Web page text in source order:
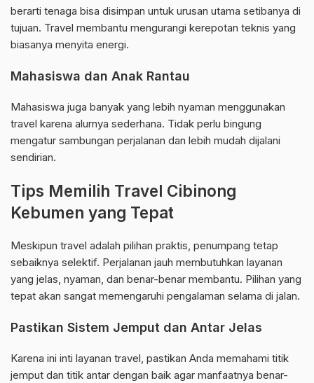
berarti tenaga bisa disimpan untuk urusan utama setibanya di
tujuan. Travel membantu mengurangi kerepotan teknis yang
biasanya menyita energi.
Mahasiswa dan Anak Rantau
Mahasiswa juga banyak yang lebih nyaman menggunakan
travel karena alurnya sederhana. Tidak perlu bingung
mengatur sambungan perjalanan dan lebih mudah dijalani
sendirian.
Tips Memilih Travel Cibinong
Kebumen yang Tepat
Meskipun travel adalah pilihan praktis, penumpang tetap
sebaiknya selektif. Perjalanan jauh membutuhkan layanan
yang jelas, nyaman, dan benar-benar membantu. Pilihan yang
tepat akan sangat memengaruhi pengalaman selama di jalan.
Pastikan Sistem Jemput dan Antar Jelas
Karena ini inti layanan travel, pastikan Anda memahami titik
jemput dan titik antar dengan baik agar manfaatnya benar-